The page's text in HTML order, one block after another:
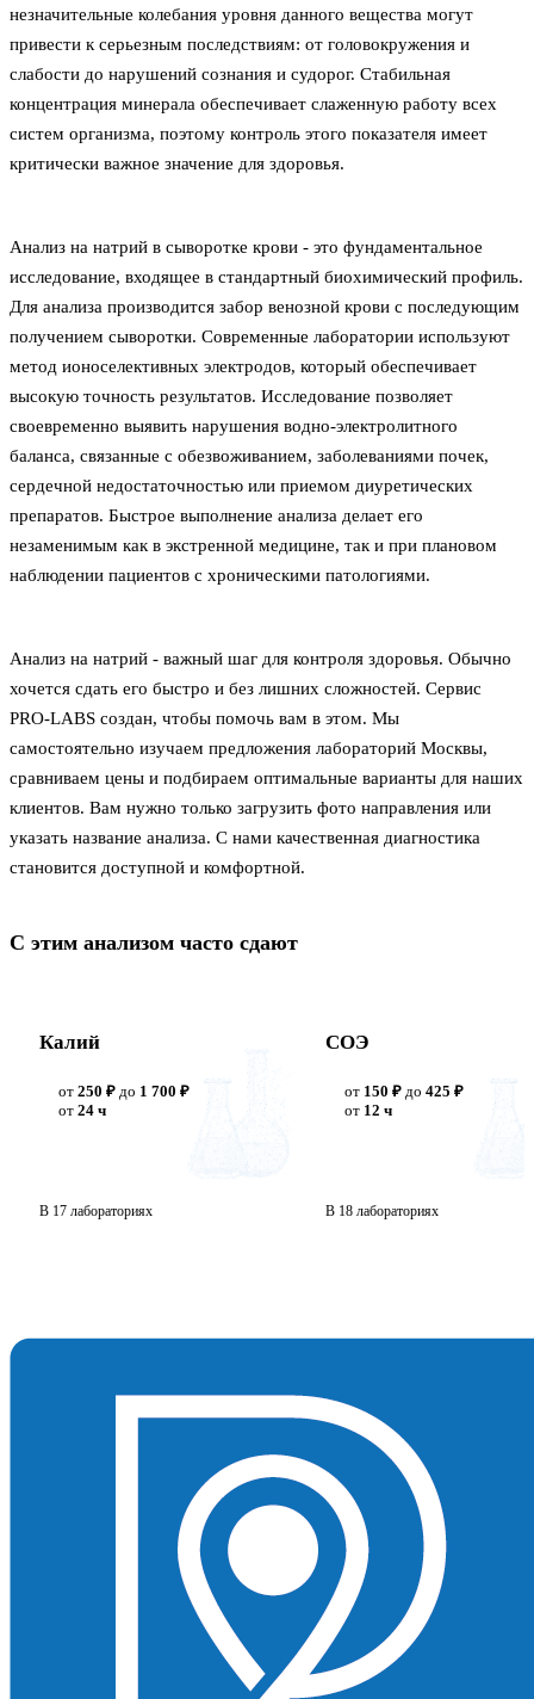
незначительные колебания уровня данного вещества могут
привести к серьезным последствиям: от головокружения и
слабости до нарушений сознания и судорог. Стабильная
концентрация минерала обеспечивает слаженную работу всех
систем организма, поэтому контроль этого показателя имеет
критически важное значение для здоровья.
Анализ на натрий в сыворотке крови - это фундаментальное
исследование, входящее в стандартный биохимический профиль.
Для анализа производится забор венозной крови с последующим
получением сыворотки. Современные лаборатории используют
метод ионоселективных электродов, который обеспечивает
высокую точность результатов. Исследование позволяет
своевременно выявить нарушения водно-электролитного
баланса, связанные с обезвоживанием, заболеваниями почек,
сердечной недостаточностью или приемом диуретических
препаратов. Быстрое выполнение анализа делает его
незаменимым как в экстренной медицине, так и при плановом
наблюдении пациентов с хроническими патологиями.
Анализ на натрий - важный шаг для контроля здоровья. Обычно
хочется сдать его быстро и без лишних сложностей. Сервис
PRO-LABS создан, чтобы помочь вам в этом. Мы
самостоятельно изучаем предложения лабораторий Москвы,
сравниваем цены и подбираем оптимальные варианты для наших
клиентов. Вам нужно только загрузить фото направления или
указать название анализа. С нами качественная диагностика
становится доступной и комфортной.
С этим анализом часто сдают
Калий
от 250 ₽ до 1 700 ₽
от 24 ч
В 17 лабораториях
СОЭ
от 150 ₽ до 425 ₽
от 12 ч
В 18 лабораториях